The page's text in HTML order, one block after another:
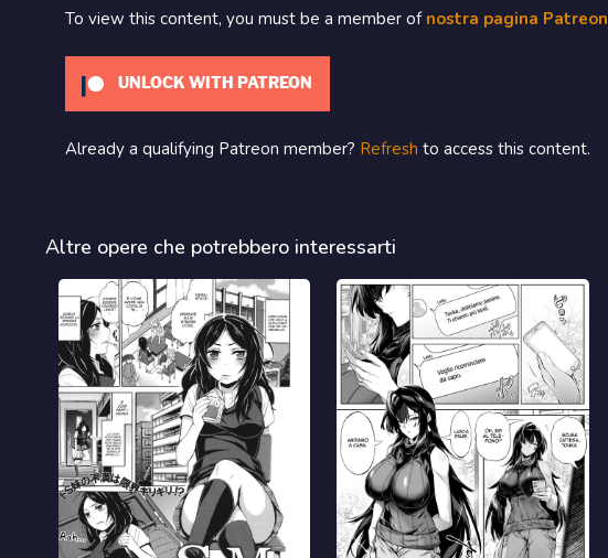
To view this content, you must be a member of nostra pagina Patreon
UNLOCK WITH PATREON
Already a qualifying Patreon member? Refresh to access this content.
Altre opere che potrebbero interessarti